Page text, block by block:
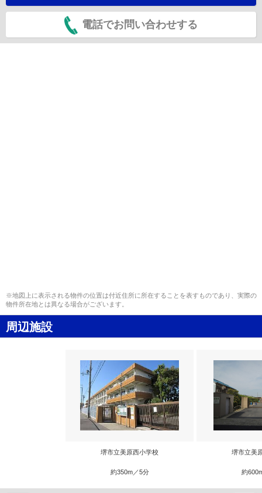
電話でお問い合わせする
※地図上に表示される物件の位置は付近住所に所在することを表すものであり、実際の
物件所在地とは異なる場合がございます。
周辺施設
堺市立美原西小学校
約350m／5分
堺市立美
約